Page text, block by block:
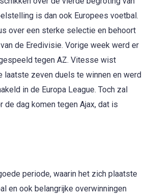
is dan ook Europees voetbal.
over een sterke selectie en behoort
de Eredivisie. Vorige week werd er
tegen AZ. Vitesse wist
laatste zeven duels te winnen en werd
in de Europa League. Toch zal
de dag komen tegen Ajax, dat is
periode, waarin het zich plaatste
en ook belangrijke overwinningen